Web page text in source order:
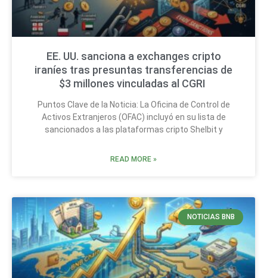
EE. UU. sanciona a exchanges cripto
iraníes tras presuntas transferencias de
$3 millones vinculadas al CGRI
Puntos Clave de la Noticia: La Oficina de Control de
Activos Extranjeros (OFAC) incluyó en su lista de
sancionados a las plataformas cripto Shelbit y
READ MORE »
NOTICIAS BNB